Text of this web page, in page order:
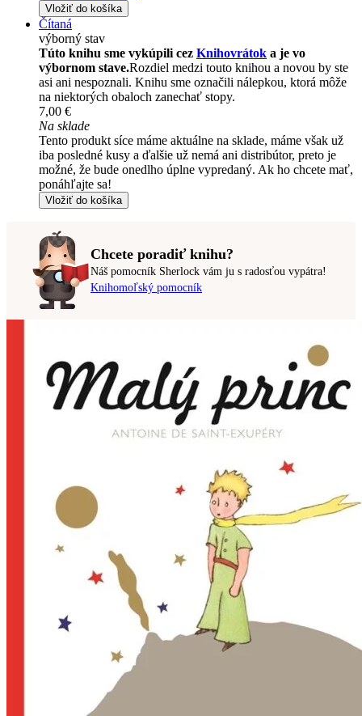
Vložiť do košíka
Čítaná
výborný stav
Túto knihu sme vykúpili cez Knihovrátok a je vo
výbornom stave.Rozdiel medzi touto knihou a novou by ste
asi ani nespoznali. Knihu sme označili nálepkou, ktorá môže
na niektorých obaloch zanechať stopy.
7,00 €
Na sklade
Tento produkt síce máme aktuálne na sklade, máme však už
iba posledné kusy a ďalšie už nemá ani distribútor, preto je
možné, že bude onedlho úplne vypredaný. Ak ho chcete mať,
ponáhľajte sa!
Vložiť do košíka
Chcete poradiť knihu?
Náš pomocník Sherlock vám ju s radosťou vypátra!
Knihomoľský pomocník